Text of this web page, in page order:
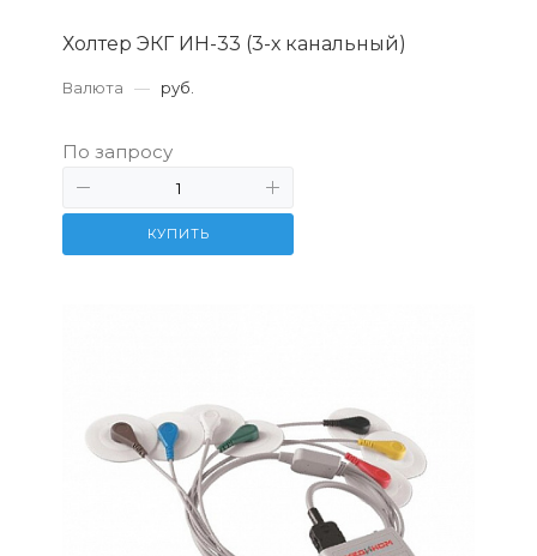
Холтер ЭКГ ИН-33 (3-х канальный)
Валюта — руб.
По запросу
КУПИТЬ